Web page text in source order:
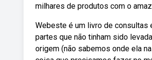
milhares de produtos com o
Webeste é um livro de consultas
partes que não tinham sido
origem (não sabemos onde ela